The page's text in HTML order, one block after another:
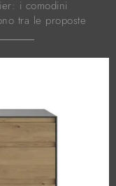
i comodini
tra le proposte